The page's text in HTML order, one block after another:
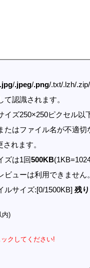
.jpg/.jpeg/.png/.txt/.lzh/
認識されます。
イズ250×250ピクセル以
たはファイル名が不適切
れます。
ズは1回500KB
ビューは利用できません
ルサイズ:[0/1500KB] 残
内)
クしてください!